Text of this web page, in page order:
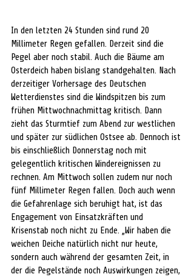
In den letzten 24 Stunden sind rund 20
Millimeter Regen gefallen. Derzeit sind die
Pegel aber noch stabil. Auch die Bäume am
Osterdeich haben bislang standgehalten. Nach
derzeitiger Vorhersage des Deutschen
Wetterdienstes sind die Windspitzen bis zum
frühen Mittwochnachmittag kritisch. Dann
zieht das Sturmtief zum Abend zur westlichen
und später zur südlichen Ostsee ab. Dennoch ist
bis einschließlich Donnerstag noch mit
gelegentlich kritischen Windereignissen zu
rechnen. Am Mittwoch sollen zudem nur noch
fünf Millimeter Regen fallen. Doch auch wenn
die Gefahrenlage sich beruhigt hat, ist das
Engagement von Einsatzkräften und
Krisenstab noch nicht zu Ende. „Wir haben die
weichen Deiche natürlich nicht nur heute,
sondern auch während der gesamten Zeit, in
der die Pegelstände noch Auswirkungen zeigen,